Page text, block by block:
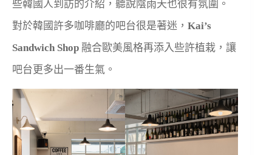
些韓國人到訪的介紹，聽說陰雨天也很有氛圍。
對於韓國許多咖啡廳的吧台很是著迷， Kai’s
Sandwich Shop 融合歐美風格再添入些許植栽，讓
吧台更多出一番生氣。